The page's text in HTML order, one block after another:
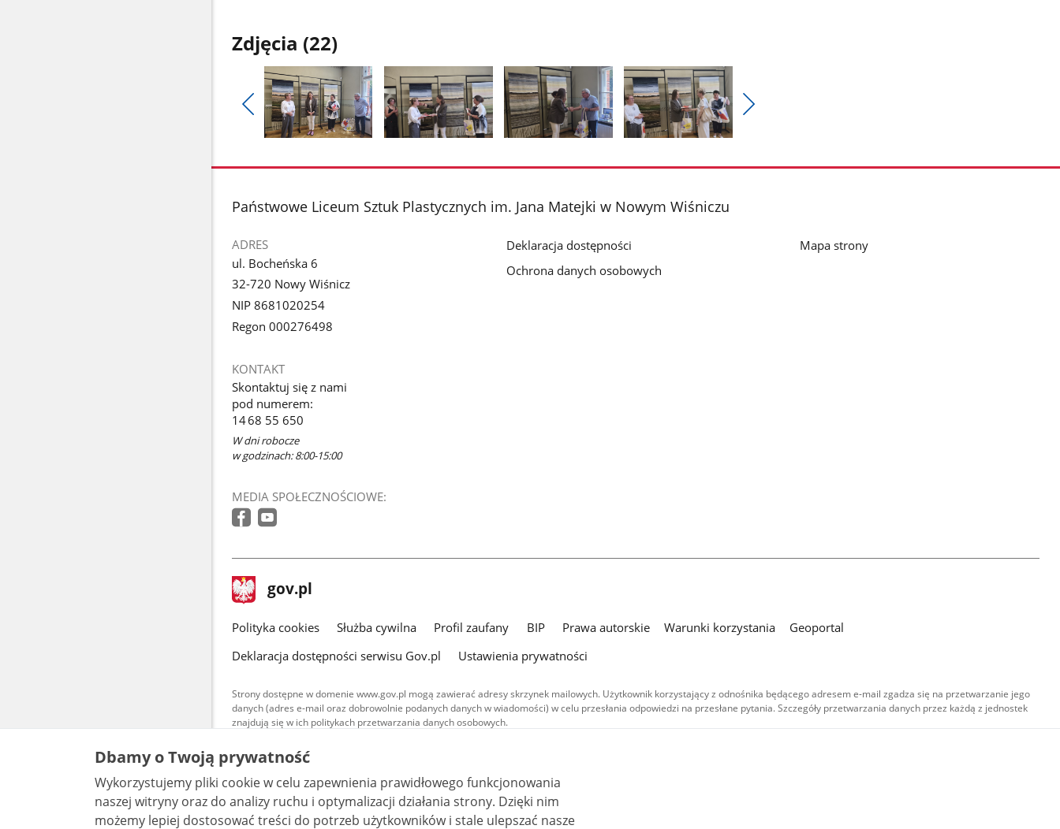
Zdjęcia (22)
Pokaż
poprzednie
galerii.
galerii.
galerii.
galerii.
stopka
Państwowe Liceum Sztuk Plastycznych im. Jana Matejki w Nowym Wiśniczu
ADRES
ul. Bocheńska 6
32-720 Nowy Wiśnicz
NIP 8681020254
Regon 000276498
KONTAKT
Skontaktuj się z nami
pod numerem:
14 68 55 650
W dni robocze
w godzinach: 8:00-15:00
MEDIA SPOŁECZNOŚCIOWE:
Deklaracja dostępności
Ochrona danych osobowych
Mapa strony
stopka
gov.pl Strona
gov.pl
gov.pl
Polityka cookies Służba cywilna Profil zaufany BIP Prawa autorskie Warunki korzystania
Geoportal
Deklaracja dostępności serwisu Gov.pl
Ustawienia prywatności
Strony dostępne w domenie www.gov.pl mogą zawierać adresy skrzynek mailowych. Użytkownik korzystający z odnośnika będącego adresem e-mail zgadza się na przetwarzanie jego
danych (adres e-mail oraz dobrowolnie podanych danych w wiadomości) w celu przesłania odpowiedzi na przesłane pytania. Szczegóły przetwarzania danych przez każdą z jednostek
znajdują się w ich politykach przetwarzania danych osobowych.
Treści tekstowe publikowane w serwisie (z wyłączeniem treści audiowizualnych), są
udostępniane na licencji typu Creative Commons: uznanie autorstwa - na tych samych
warunkach 4.0 (CC BY-SA 4.0). Materiały audiowizualne, w tym zdjęcia, materiały audio i wideo,
są udostępniane na licencji typu Creative Commons: uznanie autorstwa użycie niekomercyjne -
bez utworów zależnych 4.0 (CC BY-NC-ND 4.0), o ile nie jest to stwierdzone inaczej.
Dbamy o Twoją prywatność
Wykorzystujemy pliki cookie w celu zapewnienia prawidłowego funkcjonowania
naszej witryny oraz do analizy ruchu i optymalizacji działania strony. Dzięki nim
możemy lepiej dostosować treści do potrzeb użytkowników i stale ulepszać nasze